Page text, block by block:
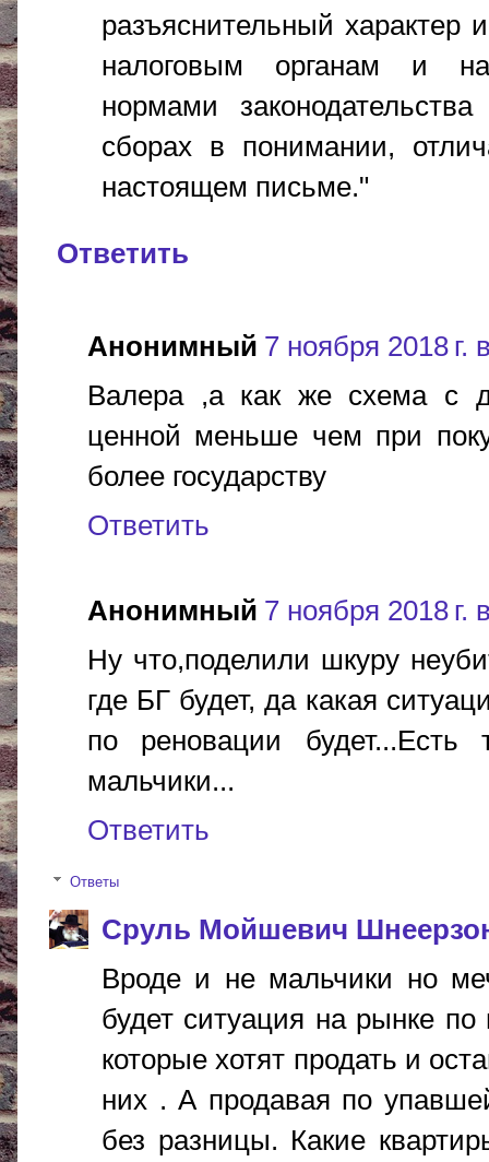
разъяснительный характер
налоговым органам и
нормами
сборах в понимании,
настоящем письме."
Ответить
Анонимный 7 ноября 2018 г.
Валера ,а как же схема с
ценной меньше чем при
более государству
Ответить
Анонимный 7 ноября 2018 г.
Ну что,поделили шкуру
где БГ будет, да какая
по реновации
мальчики...
Ответить
Ответы
Сруль Мойшевич
Вроде и не мальчики но
будет ситуация на рынке
которые хотят продать и
них . А продавая по
без разницы. Какие